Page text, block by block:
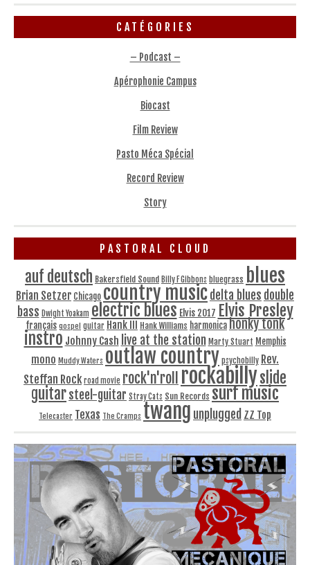
CATÉGORIES
– Podcast –
Apérophonie Campus
Biocast
Film Review
Pasto Méca Spécial
Record Review
Story
PASTORAL CLOUD
auf deutsch Bakersfield Sound Billy F Gibbons bluegrass blues
Brian Setzer Chicago country musicdelta blues double
bass Dwight Yoakam electric blues Elvis 2017 Elvis Presley
français gospel guitar Hank III Hank Williams harmonicahonky tonk
instro Johnny Cash live at the station Marty Stuart Memphis
mono Muddy Waters outlaw country psychobilly Rev.
Steffan Rock road movie rock'n'roll rockabillyslide
guitarsteel-guitar Stray Cats Sun Records surf music
Telecaster Texas The Cramps twang unplugged ZZ Top